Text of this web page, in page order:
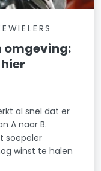
omgeving:
al snel dat er
A naar B.
soepeler
winst te halen